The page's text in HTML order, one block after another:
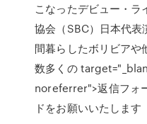
こなったデビュー・ラ
協会（SBC）日本代
間暮らしたボリビアや
数多くの
noreferrer">返信フォ
ドをお願いいたします